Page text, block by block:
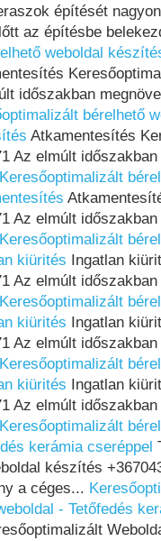
építését
az építésbe
weboldal
időszakban
bérelhető
Atkamentesítés
Az elmúlt
Keresőoptimalizált
Az elmúlt
Keresőoptimalizált
kiürités Ingatlan
Az elmúlt
Keresőoptimalizált
kiürités Ingatlan
Az elmúlt
Keresőoptimalizált
kiürités Ingatlan
Az elmúlt
Keresőoptimalizált
kerámia cseréppel
készítés
a céges...
- Tetőfedés